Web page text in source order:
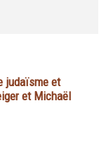
judaïsme et
et Michaël